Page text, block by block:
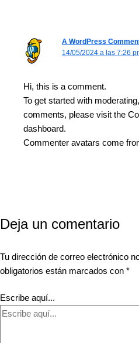
A WordPress
14/05/2024 a las 7:26
Hi, this is a comment.
To get started with
comments, please visit the
dashboard.
Commenter avatars come
Deja un comentario
Tu dirección de correo electrónico
obligatorios están marcados con *
Escribe aquí...